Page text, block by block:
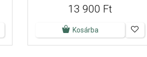
13 900 Ft
Kosárba